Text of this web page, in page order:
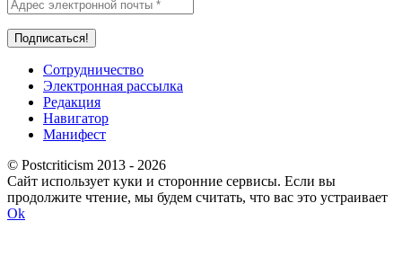
Сотрудничество
Электронная рассылка
Редакция
Навигатор
Манифест
© Postcriticism 2013 - 2026
Сайт использует куки и сторонние сервисы. Если вы
продолжите чтение, мы будем считать, что вас это устраивает
Ok